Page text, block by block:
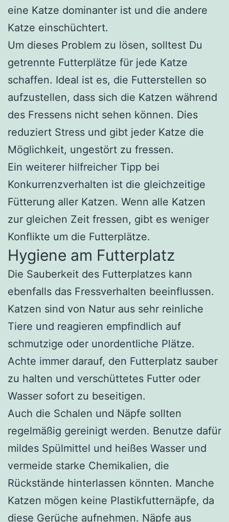
eine Katze dominanter ist und die andere
Katze einschüchtert.
Um dieses Problem zu lösen, solltest Du
getrennte Futterplätze für jede Katze
schaffen. Ideal ist es, die Futterstellen so
aufzustellen, dass sich die Katzen während
des Fressens nicht sehen können. Dies
reduziert Stress und gibt jeder Katze die
Möglichkeit, ungestört zu fressen.
Ein weiterer hilfreicher Tipp bei
Konkurrenzverhalten ist die gleichzeitige
Fütterung aller Katzen. Wenn alle Katzen
zur gleichen Zeit fressen, gibt es weniger
Konflikte um die Futterplätze.
Hygiene am Futterplatz
Die Sauberkeit des Futterplatzes kann
ebenfalls das Fressverhalten beeinflussen.
Katzen sind von Natur aus sehr reinliche
Tiere und reagieren empfindlich auf
schmutzige oder unordentliche Plätze.
Achte immer darauf, den Futterplatz sauber
zu halten und verschüttetes Futter oder
Wasser sofort zu beseitigen.
Auch die Schalen und Näpfe sollten
regelmäßig gereinigt werden. Benutze dafür
mildes Spülmittel und heißes Wasser und
vermeide starke Chemikalien, die
Rückstände hinterlassen könnten. Manche
Katzen mögen keine Plastikfutternäpfe, da
diese Gerüche aufnehmen. Näpfe aus